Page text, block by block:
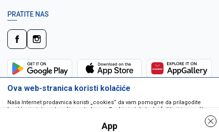
PRATITE NAS
Ova web-stranica koristi kolačiće
Naša Internet prodavnica koristi „cookies“ da vam pomogne da prilagodite
korišćenje interneta vašim potrebama. Cookie je tekstualni fajl koji je smešten
da pokrenu program ili da isporuče virus vašem računaru. Cookie-i su
jedinstveno dodeljeni vama, i jedino mogu biti pročitani od strane web servera
App